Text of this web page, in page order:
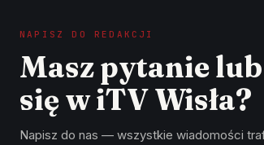
NAPISZ DO REDAKCJI
Masz pytanie
się w iTV Wisła?
Napisz do nas — wszystkie wiadomości